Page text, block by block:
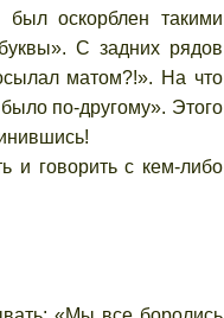
оскорблен такими
С задних рядов
матом?!». На что
по-другому». Этого
говорить с кем-либо